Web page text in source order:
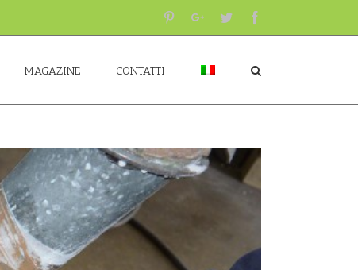
PinterestGoogle+Twitter
MAGAZINE CONTATTI